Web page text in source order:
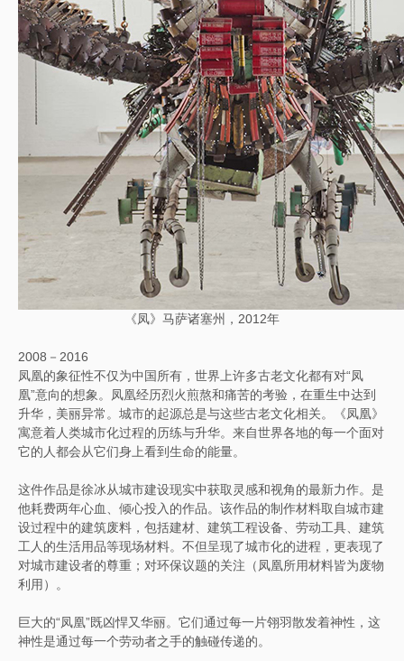
《凤》马萨诸塞州，2012年
2008－2016
凤凰的象征性不仅为中国所有，世界上许多古老文化都有对“凤
凰”意向的想象。凤凰经历烈火煎熬和痛苦的考验，在重生中达到
升华，美丽异常。城市的起源总是与这些古老文化相关。《凤凰》
寓意着人类城市化过程的历练与升华。来自世界各地的每一个面对
它的人都会从它们身上看到生命的能量。
这件作品是徐冰从城市建设现实中获取灵感和视角的最新力作。是
他耗费两年心血、倾心投入的作品。该作品的制作材料取自城市建
设过程中的建筑废料，包括建材、建筑工程设备、劳动工具、建筑
工人的生活用品等现场材料。不但呈现了城市化的进程，更表现了
对城市建设者的尊重；对环保议题的关注（凤凰所用材料皆为废物
利用）。
巨大的“凤凰”既凶悍又华丽。它们通过每一片翎羽散发着神性，这
神性是通过每一个劳动者之手的触碰传递的。